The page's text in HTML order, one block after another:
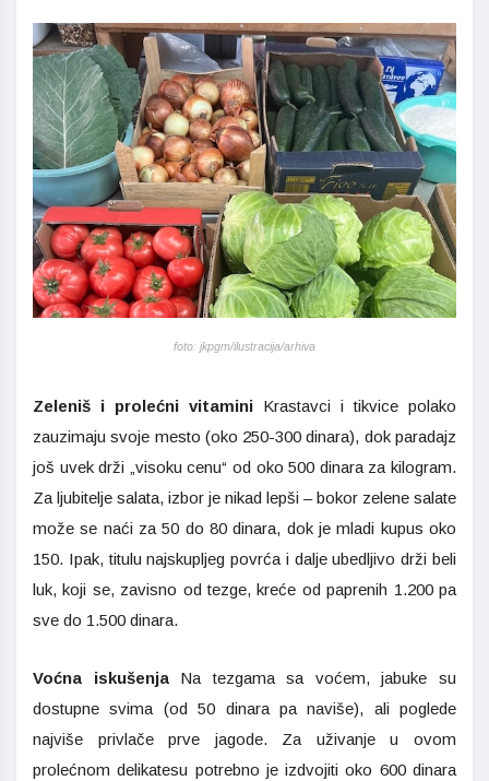
foto: jkpgm/ilustracija/arhiva
Zeleniš i prolećni vitamini Krastavci i tikvice polako
zauzimaju svoje mesto (oko 250-300 dinara), dok paradajz
još uvek drži „visoku cenu“ od oko 500 dinara za kilogram.
Za ljubitelje salata, izbor je nikad lepši – bokor zelene salate
može se naći za 50 do 80 dinara, dok je mladi kupus oko
150. Ipak, titulu najskupljeg povrća i dalje ubedljivo drži beli
luk, koji se, zavisno od tezge, kreće od paprenih 1.200 pa
sve do 1.500 dinara.
Voćna iskušenjaNa tezgama sa voćem, jabuke su
dostupne svima (od 50 dinara pa naviše), ali poglede
najviše privlače prve jagode. Za uživanje u ovom
prolećnom delikatesu potrebno je izdvojiti oko 600 dinara